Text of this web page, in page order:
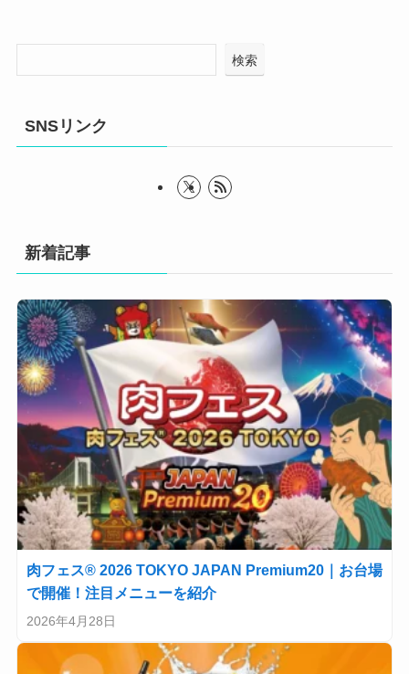
検索
SNSリンク
新着記事
肉フェス® 2026 TOKYO JAPAN Premium20｜お台場
で開催！注目メニューを紹介
2026年4月28日